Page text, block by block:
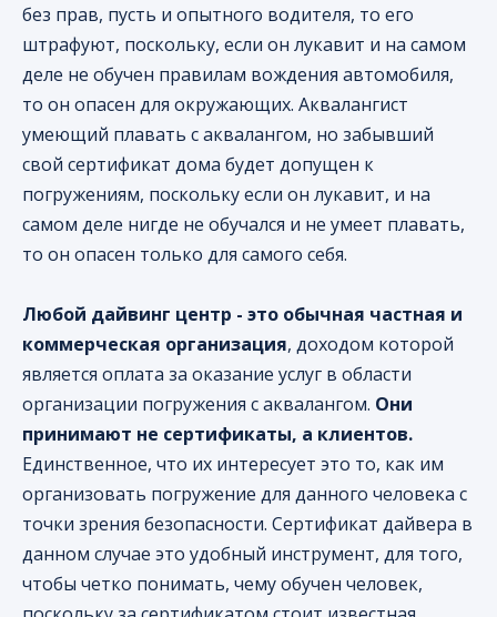
без прав, пусть и опытного водителя, то его
штрафуют, поскольку, если он лукавит и на самом
деле не обучен правилам вождения автомобиля,
то он опасен для окружающих. Аквалангист
умеющий плавать с аквалангом, но забывший
свой сертификат дома будет допущен к
погружениям, поскольку если он лукавит, и на
самом деле нигде не обучался и не умеет плавать,
то он опасен только для самого себя.
Любой дайвинг центр - это обычная частная и
коммерческая организация, доходом которой
является оплата за оказание услуг в области
организации погружения с аквалангом. Они
принимают не сертификаты, а клиентов.
Единственное, что их интересует это то, как им
организовать погружение для данного человека с
точки зрения безопасности. Сертификат дайвера в
данном случае это удобный инструмент, для того,
чтобы четко понимать, чему обучен человек,